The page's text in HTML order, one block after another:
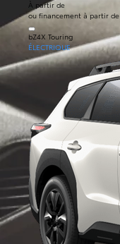
À partir de
ou financement à partir de
bZ4X Touring
ÉLECTRIQUE